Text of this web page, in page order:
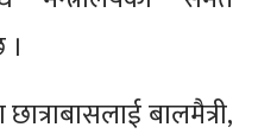
बालमैत्री,